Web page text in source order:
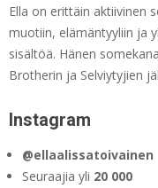
Ella on erittäin aktiivinen
muotiin, elämäntyyliin ja
sisältöä. Hänen
Brotherin ja Selviytyjien
Instagram
@ellaalissatoivainen
Seuraajia yli 20 000